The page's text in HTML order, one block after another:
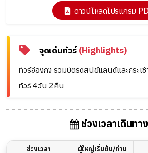
ดาวน์โหลดโปรแกรม
จุดเด่นทัวร์(Highlights)
ทัวร์ฮ่องกง รวมบัตรดิสนีย์แลนด์และกระเช้
ทัวร์ 4วัน 2คืน
ช่วงเวลาเดินทาง
ช่วงเวลา ผู้ใหญ่เริ่มต้น/ท่าน